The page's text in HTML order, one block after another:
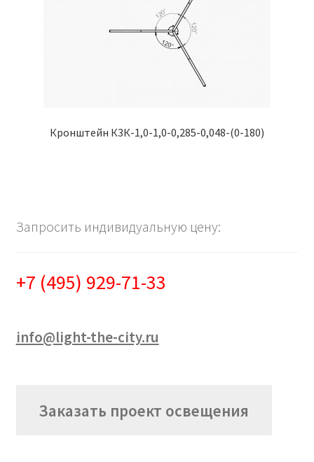
Кронштейн К3К-1,0-1,0-0,285-0,048-(0-180)
Запросить индивидуальную цену:
+7 (495) 929-71-33
info@light-the-city.ru
Заказать проект освещения